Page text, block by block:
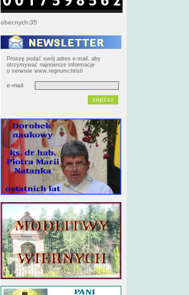
obecnych:35
Proszę podać swój adres e-mail, aby
otrzymywać najnowsze informacje
o serwisie www.regnumchristi
e-mail